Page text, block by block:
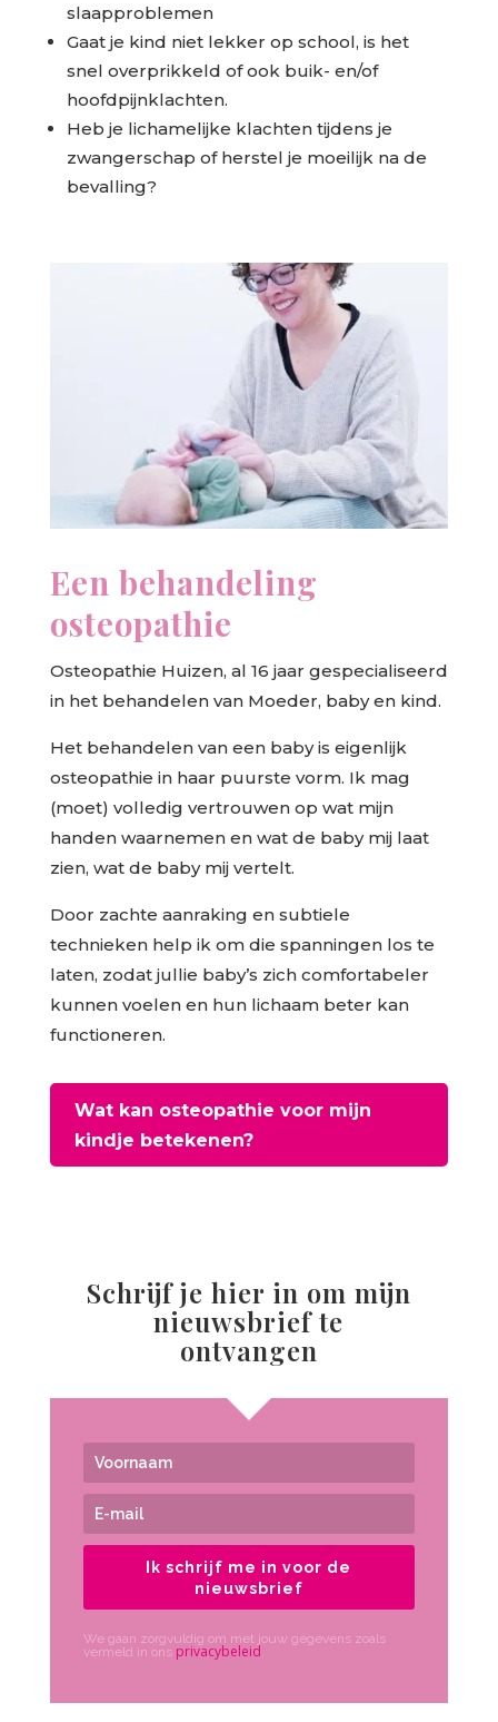
slaapproblemen
Gaat je kind niet lekker op school, is het
snel overprikkeld of ook buik- en/of
hoofdpijnklachten.
Heb je lichamelijke klachten tijdens je
zwangerschap of herstel je moeilijk na de
bevalling?
Een behandeling
osteopathie
Osteopathie Huizen, al 16 jaar gespecialiseerd
in het behandelen van Moeder, baby en kind.
Het behandelen van een baby is eigenlijk
osteopathie in haar puurste vorm. Ik mag
(moet) volledig vertrouwen op wat mijn
handen waarnemen en wat de baby mij laat
zien, wat de baby mij vertelt.
Door zachte aanraking en subtiele
technieken help ik om die spanningen los te
laten, zodat jullie baby’s zich comfortabeler
kunnen voelen en hun lichaam beter kan
functioneren.
Wat kan osteopathie voor mijn
kindje betekenen?
Schrijf je hier in om mijn
nieuwsbrief te
ontvangen
Ik schrijf me in voor de
nieuwsbrief
We gaan zorgvuldig om met jouw gegevens zoals
vermeld in ons privacybeleid.